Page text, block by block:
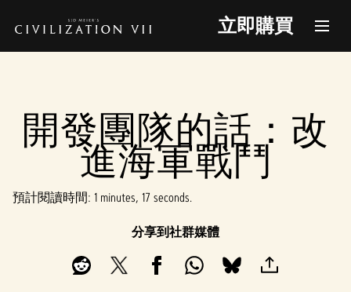
立即購買
開發團隊的話：改
進海軍戰鬥
預計閱讀時間 1 minutes, 17 seconds
分享到社群媒體